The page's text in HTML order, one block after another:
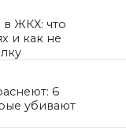
в ЖКХ: что
и как не
6
убивают